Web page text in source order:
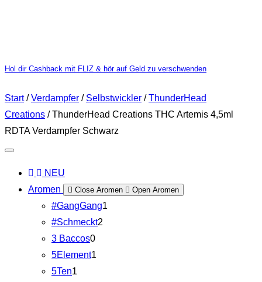
Hol dir Cashback mit FLIZ & hör auf Geld zu verschwenden
Start/Verdampfer / Selbstwickler /ThunderHead
Creations / ThunderHead Creations THC Artemis 4,5ml
RDTA Verdampfer Schwarz
NEU
Aromen
Close Aromen Open Aromen
#GangGang1
#Schmeckt2
3 Baccos0
5Element1
5Ten1